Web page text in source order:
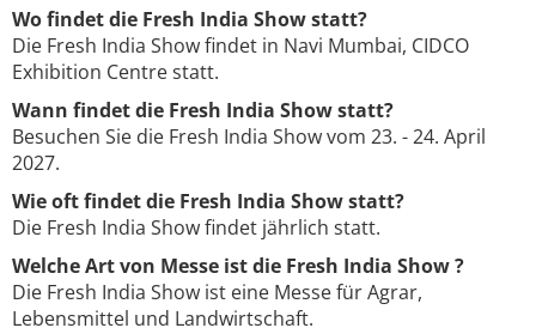
Wo findet die Fresh India Show statt?
Die Fresh India Show findet in Navi Mumbai, CIDCO
Exhibition Centre statt.
Wann findet die Fresh India Show statt?
Besuchen Sie die Fresh India Show vom 23. - 24. April
2027.
Wie oft findet die Fresh India Show statt?
Die Fresh India Show findet jährlich statt.
Welche Art von Messe ist die Fresh India Show ?
Die Fresh India Show ist eine Messe für Agrar,
Lebensmittel und Landwirtschaft.